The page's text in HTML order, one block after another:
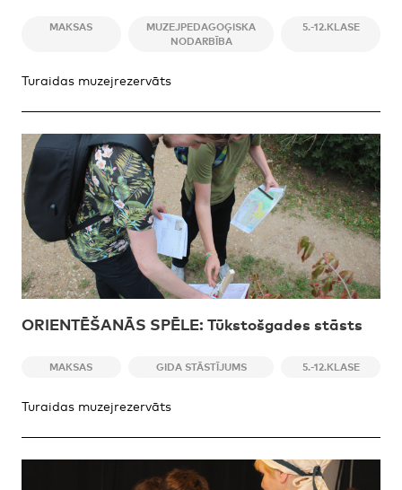
MAKSAS
MUZEJPEDAGOĢISKA
NODARBĪBA
5.-12.KLASE
Turaidas muzejrezervāts
ORIENTĒŠANĀS SPĒLE: Tūkstošgades stāsts
MAKSAS GIDA STĀSTĪJUMS 5.-12.KLASE
Turaidas muzejrezervāts